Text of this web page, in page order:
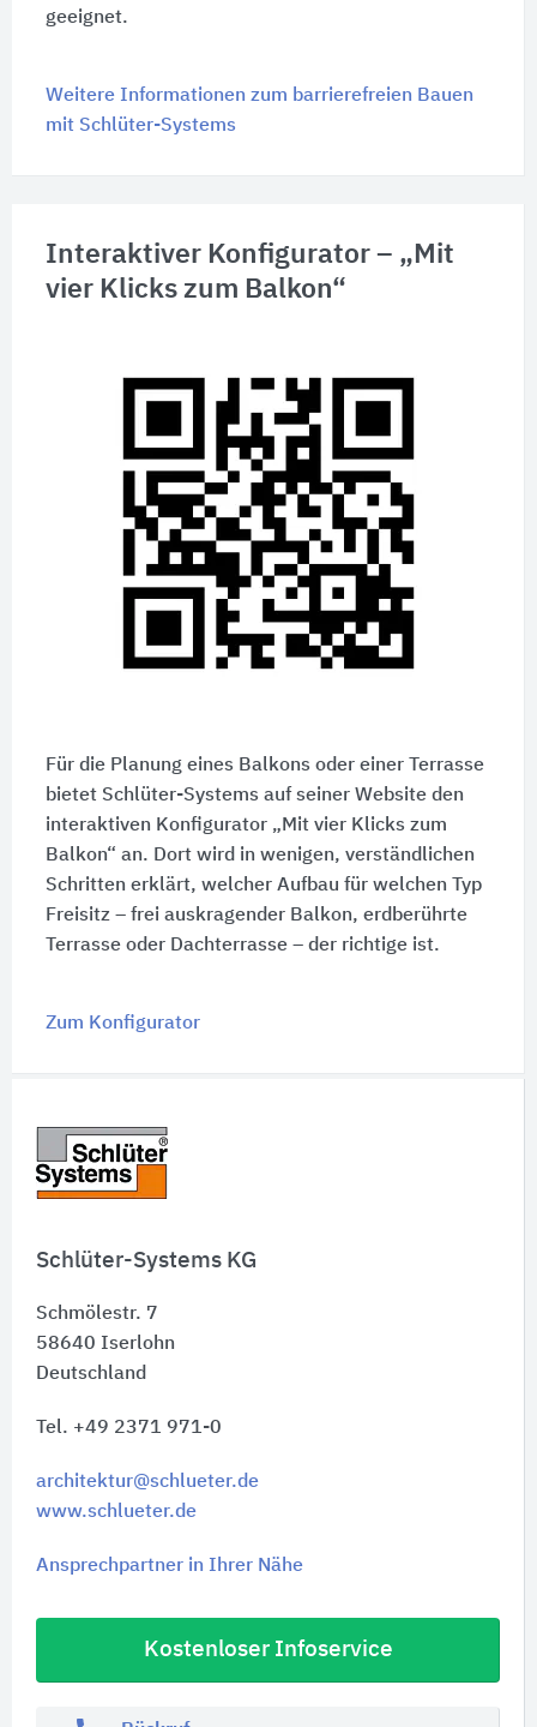
Schlüter-Systems KG
Schmölestr. 7
58640 Iserlohn
Deutschland
Tel. +49 2371 971-0
architektur@schlueter.de
www.schlueter.de
Ansprechpartner in Ihrer Nähe
Kostenloser Infoservice
geeignet.
Weitere Informationen zum barrierefreien Bauen
mit Schlüter-Systems
Interaktiver Konfigurator – „Mit
vier Klicks zum Balkon“
Für die Planung eines Balkons oder einer Terrasse
bietet Schlüter-Systems auf seiner Website den
interaktiven Konfigurator „Mit vier Klicks zum
Balkon“ an. Dort wird in wenigen, verständlichen
Schritten erklärt, welcher Aufbau für welchen Typ
Freisitz – frei auskragender Balkon, erdberührte
Terrasse oder Dachterrasse – der richtige ist.
Zum Konfigurator
Schnelleinstiege